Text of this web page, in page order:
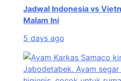
Jadwal Indonesia vs
Malam Ini
5 days ago